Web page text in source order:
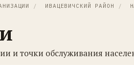
/ ИВАЦЕВИЧСКИЙ РАЙОН /
и точки обслуживания